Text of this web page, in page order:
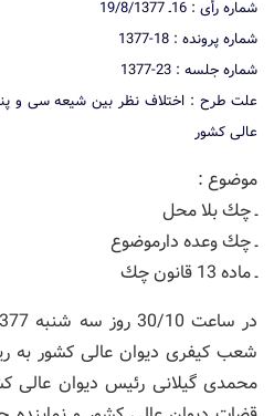
شماره رأی : 16ـ 19/8/1377
شماره پرونده : 18-1377
شماره جلسه : 23-1377
علت طرح : اختلاف نظر بین شیعه سی و
عالی كشور
موضوع :
ـ چك بلا محل
ـ چك وعده دارموضوع
ـ ماده 13 قانون چك
شعب كیفری دیوان عالی كشور به
محمدی گیلانی رئیس دیوان عالی